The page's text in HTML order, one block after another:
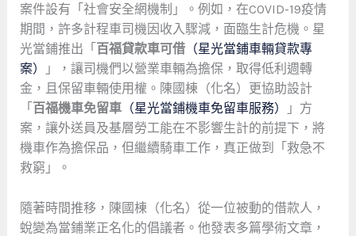
案件設有「社會安全網機制」。例如，在COVID-19疫情
期間，許多計程車司機因收入驟減，面臨生計危機。星
光當鋪推出「 百福貸款車可借（星光當鋪車輛貸款專
案）
」，讓司機們以營業車輛為擔保，取得低利週轉
金，且保留車輛使用權。陳國棟（化名）更協助設計
「 百福機車免留車（星光當鋪機車免留車服務）
」方
案，讓外送員及基層勞工能在不影響生計的前提下，將
機車作為擔保品，但繼續騎車工作，真正做到「救急不
救窮」。
隨著時間推移，陳國棟（化名）從一位被動的借款人，
蛻變為當鋪業正名化的倡議者。他發表多篇學術文章，